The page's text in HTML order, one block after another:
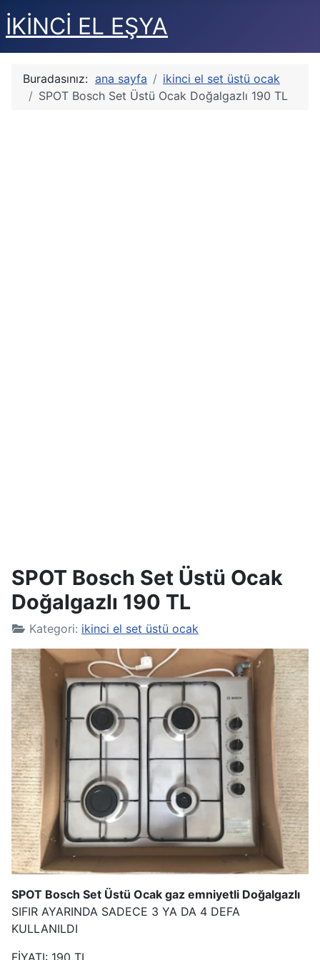
İKİNCİ EL EŞYA
Buradasınız: ana sayfa
ikinci el set üstü ocak
SPOT Bosch Set Üstü Ocak Doğalgazlı 190 TL
SPOT Bosch Set Üstü Ocak
Doğalgazlı 190 TL
Kategori: ikinci el set üstü ocak
SPOT Bosch Set Üstü Ocak gaz emniyetli Doğalgazlı
SIFIR AYARINDA SADECE 3 YA DA 4 DEFA
KULLANILDI
FİYATI: 190 TL